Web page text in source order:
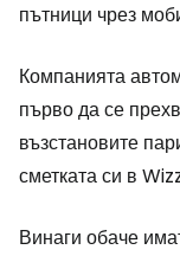
пътници чрез
Компанията
първо да се
възстановите
сметката си в
Винаги обаче